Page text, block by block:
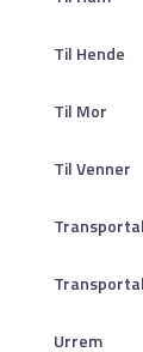
Til Hende
Til Mor
Til Venner
Urrem